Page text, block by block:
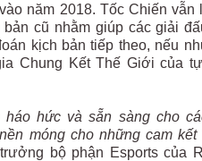
năm 2018. Tốc Chiến
bản cũ nhằm giúp các giải
kịch bản tiếp theo, nếu
Chung Kết Thế Giới của
hức và sẵn sàng cho
móng cho những cam
bộ phận Esports của